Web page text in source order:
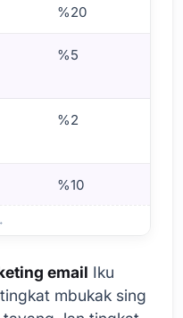
%20
%5
%2
%10
email Iku
mbukak sing